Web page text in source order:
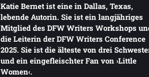
Katie Bernet ist eine in Dallas, Texas,
lebende Autorin. Sie ist ein langjähriges
Mitglied des DFW Writers Workshops
die Leiterin der DFW Writers Conference
2025. Sie ist die älteste von drei
und ein eingefleischter Fan von ›Little
Women‹.